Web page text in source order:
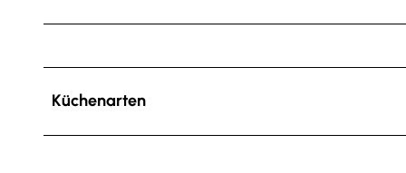
Küchenarten